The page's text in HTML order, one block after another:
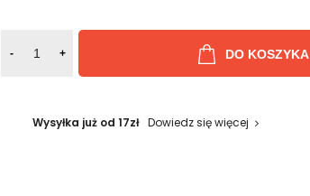
- + DO KOSZYKA
Wysyłka już od 17zł Dowiedz się więcej